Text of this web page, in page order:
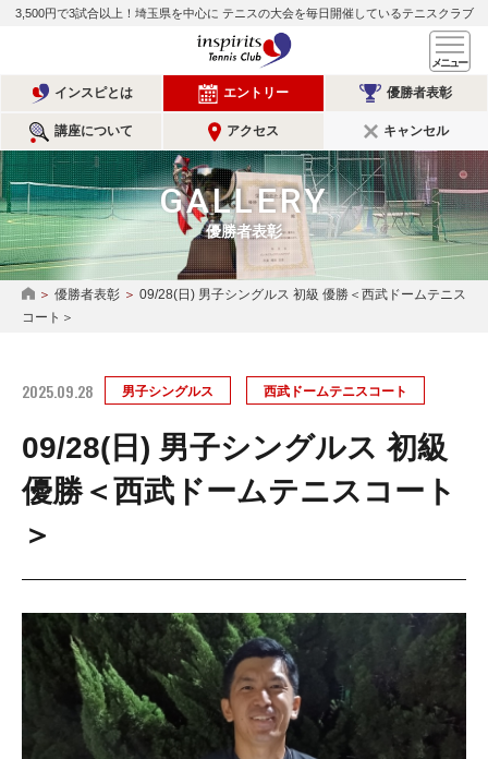
3,500円で3試合以上！埼玉県を中心に テニスの大会を毎日開催しているテニスクラブ
インスピリッツテニスクラ
インスピとは エントリー 優勝者表彰
講座について アクセス キャンセル
GALLERY
優勝者表彰
HOME
優勝者表彰
09/28(日) 男子シングルス 初級 優勝＜西武ドームテニス
コート＞
2025.09.28 男子シングルス 西武ドームテニスコート
09/28(日) 男子シングルス 初級
優勝＜西武ドームテニスコート
＞